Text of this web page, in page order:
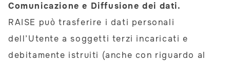
Comunicazione e Diffusione dei dati.
RAISE può trasferire i dati personali
dell’Utente a soggetti terzi incaricati e
debitamente istruiti (anche con riguardo al